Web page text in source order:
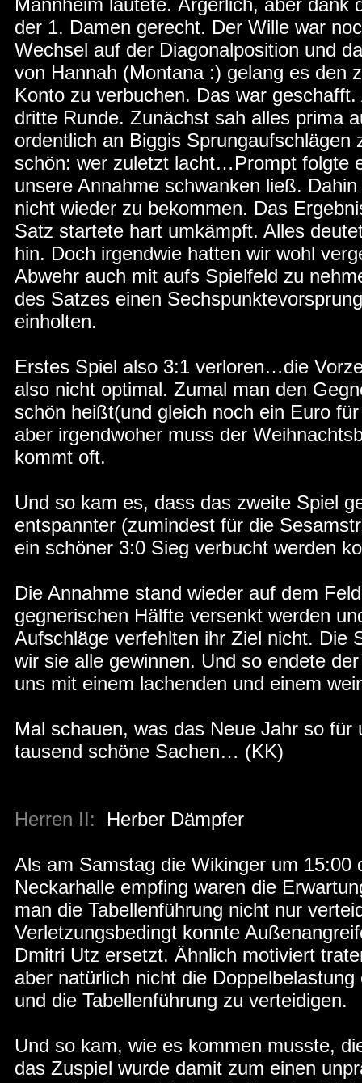
Mannheim lautete. Ärgerlich, aber dank
der 1. Damen gerecht. Der Wille war
Wechsel auf der Diagonalposition und
von Hannah (Montana :) gelang es den
Konto zu verbuchen. Das war
dritte Runde. Zunächst sah alles prima
ordentlich an Biggis
schön: wer zuletzt lacht…Prompt folgte
unsere Annahme schwanken ließ.
nicht wieder zu bekommen. Das
Satz startete hart umkämpft. Alles
hin. Doch irgendwie hatten wir wohl
Abwehr auch mit aufs Spielfeld zu
des Satzes einen
einholten.
Erstes Spiel also 3:1 verloren…die
also nicht optimal. Zumal man den
schön heißt(und gleich noch ein Euro
aber irgendwoher muss der
kommt oft.
Und so kam es, dass das zweite Spiel
entspannter (zumindest für die
ein schöner 3:0 Sieg verbucht werden
Die Annahme stand wieder auf dem
gegnerischen Hälfte versenkt werden
Aufschläge verfehlten ihr Ziel nicht. Die
wir sie alle gewinnen. Und so endete
uns mit einem lachenden und einem
Mal schauen, was das Neue Jahr so
tausend schöne Sachen… (KK)
Herren II: Herber Dämpfer
Als am Samstag die Wikinger um 15:00
Neckarhalle empfing waren die
man die Tabellenführung nicht nur
Verletzungsbedingt konnte
Dmitri Utz ersetzt. Ähnlich motiviert
aber natürlich nicht die
und die Tabellenführung zu verteidigen.
Und so kam, wie es kommen musste,
das Zuspiel wurde damit zum einen